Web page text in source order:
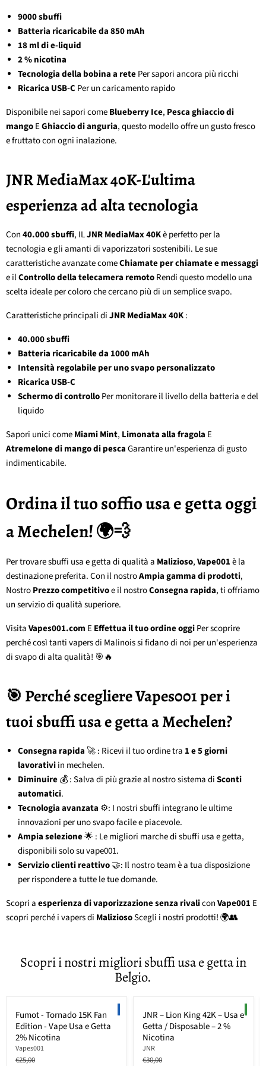
9000 sbuffi
Batteria ricaricabile da 850 mAh
18 ml di e-liquid
2 % nicotina
Tecnologia della bobina a retePer sapori ancora più ricchi
Ricarica USB-CPer un caricamento rapido
Disponibile nei sapori comeBlueberry Ice, Pesca ghiaccio di
mangoEGhiaccio di anguria, questo modello offre un gusto fresco
e fruttato con ogni inalazione.
JNR MediaMax 40K-L'ultima
esperienza ad alta tecnologia
Con40.000 sbuffi, ILJNR MediaMax 40Kè perfetto per la
tecnologia e gli amanti di vaporizzatori sostenibili. Le sue
caratteristiche avanzate comeChiamate per chiamate e messaggi
e ilControllo della telecamera remotoRendi questo modello una
scelta ideale per coloro che cercano più di un semplice svapo.
Caratteristiche principali diJNR MediaMax 40K:
40.000 sbuffi
Batteria ricaricabile da 1000 mAh
Intensità regolabile per uno svapo personalizzato
Ricarica USB-C
Schermo di controlloPer monitorare il livello della batteria e del
liquido
Sapori unici comeMiami Mint, Limonata alla fragola E
Atremelone di mango di pescaGarantire un'esperienza di gusto
indimenticabile.
Ordina il tuo soffio usa e getta oggi
a Mechelen! 🌍💨
Per trovare sbuffi usa e getta di qualità a Malizioso,Vape001è la
destinazione preferita. Con il nostroAmpia gamma di prodotti,
NostroPrezzo competitivoe il nostroConsegna rapida, ti offriamo
un servizio di qualità superiore.
VisitaVapes001.com EEffettua il tuo ordine oggiPer scoprire
perché così tanti vapers di Malinois si fidano di noi per un'esperienza
di svapo di alta qualità! 🎯🔥
🎯 Perché scegliere Vapes001 per i
tuoi sbuffi usa e getta a Mechelen?
Consegna rapida 🚀 : Ricevi il tuo ordine tra 1 e 5 giorni
lavorativiin mechelen.
Diminuire💰 : Salva di più grazie al nostro sistema diSconti
automatici.
Tecnologia avanzata ⚙️: I nostri sbuffi integrano le ultime
innovazioni per uno svapo facile e piacevole.
Ampia selezione🌟 : Le migliori marche di sbuffi usa e getta,
disponibili solo su vape001.
Servizio clienti reattivo🤝: Il nostro team è a tua disposizione
per rispondere a tutte le tue domande.
Scopri aesperienza di vaporizzazione senza rivaliconVape001E
scopri perché i vapers di MaliziosoScegli i nostri prodotti! 🌍👥
Scopri i nostri migliori sbuffi usa e getta in
Belgio.
Fumot - Tornado 15K Fan
Edition - Vape Usa e Getta
2% Nicotina
Vapes001
Prezzo
€25,00
JNR – Lion King 42K – Usa e
Getta / Disposable – 2 %
Nicotina
JNR
Prezzo
€30,00